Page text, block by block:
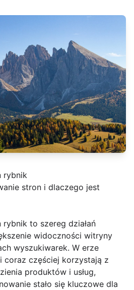
rybnik
stron i dlaczego jest
to szereg działań
widoczności witryny
wyszukiwarek. W erze
coraz częściej korzystają z
produktów i usług,
stało się kluczowe dla